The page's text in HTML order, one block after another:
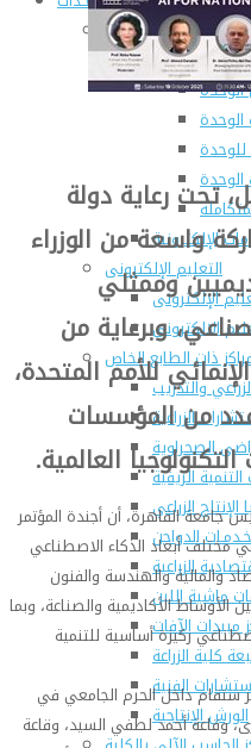
وحدات التطوير بالكلية
ضمان الجودة
للوحدة
الإلكترونية
التعليم الإلكترونى
الإلكترونى
الالكترونى
ذات الطابع الخاص
والتدريب
الزراعية
الصحراوية
الزراعي
الدواجن
الزراعية
ماشية اللبن
مبيدات الآفات
كلية الزراعة
الفنية
الورش الإنتاجية
تحت رعاية دولة
واسعة من الوزراء
وممثلي
وبرعاية من
للأمم المتحدة،
من المؤسسات
العالمية.
جامعة القاهرة، أن أجندة المؤتمر
مختلف أبعاد الذكاء الاصطناعي
والمالية والهندسة والفنون
الأوساط الأكاديمية والصناعة، وبما
ركيزة أساسية للتنمية
ستقام داخل الحرم الجامعي في
وقاعة أحمد لطفي السيد، وقاعة